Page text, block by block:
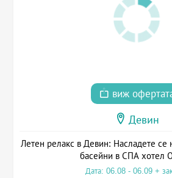
виж
Девин
Летен релакс в Девин: Насладете се
басейни в СПА хотел
Дата: 06.08 - 06.09 +